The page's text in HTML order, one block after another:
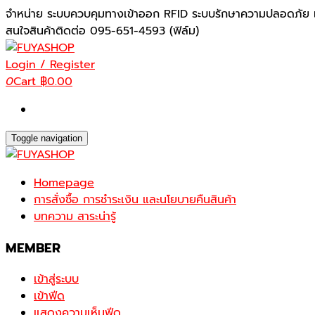
Skip
to
the
content
จำหน่าย ระบบควบคุมทางเข้าออก RFID ระบบรักษาความปลอดภัย
สนใจสินค้าติดต่อ 095-651-4593 (ฟิล์ม)
Login / Register
0Cart฿0.00
Toggle navigation
Homepage
การสั่งซื้อ การชำระเงิน และนโยบายคืนสินค้า
บทความ สาระน่ารู้
MEMBER
เข้าสู่ระบบ
เข้าฟีด